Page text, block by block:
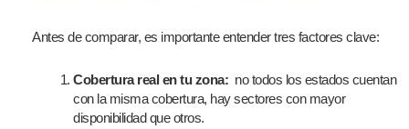
Antes de comparar, es importante entender tres factores clave:
Cobertura real en tu zona: no todos los estados cuentan
con la misma cobertura, hay sectores con mayor
disponibilidad que otros.